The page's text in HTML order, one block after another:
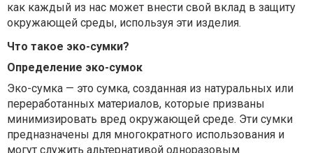
как каждый из нас может внести свой вклад в защиту
окружающей среды, используя эти изделия.
Что такое эко-сумки?
Определение эко-сумок
Эко-сумка — это сумка, созданная из натуральных или
переработанных материалов, которые призваны
минимизировать вред окружающей среде. Эти сумки
предназначены для многократного использования и
могут служить альтернативой одноразовым